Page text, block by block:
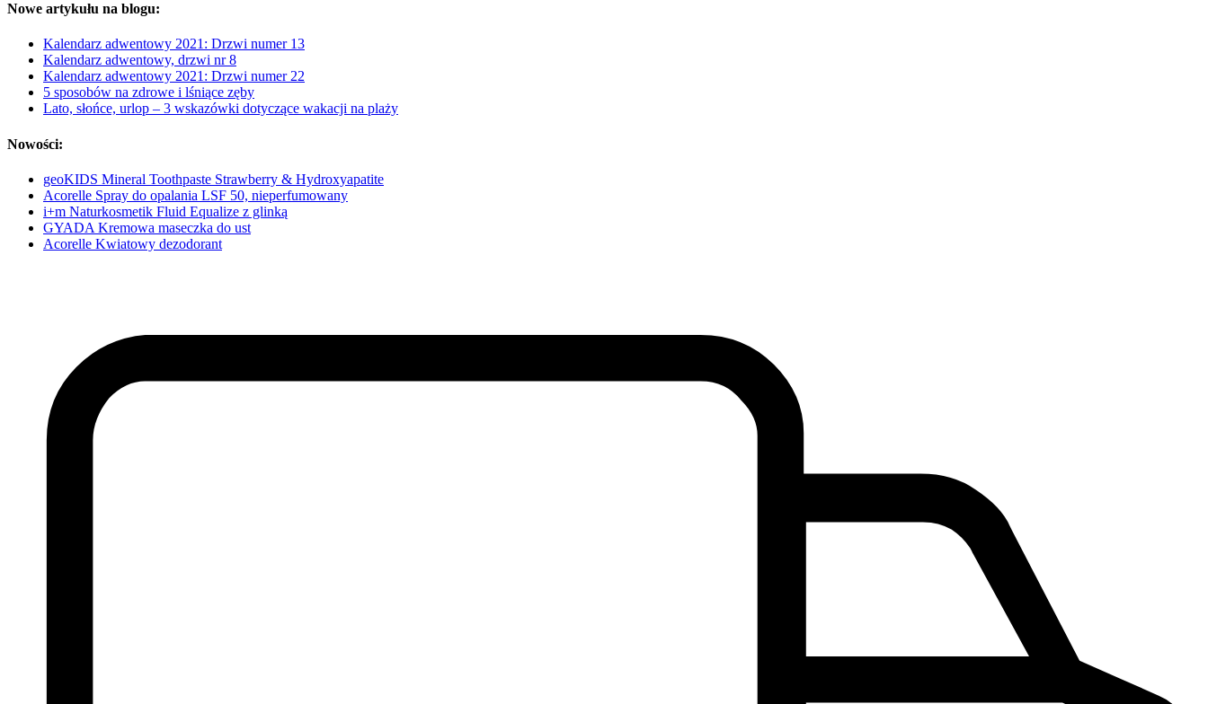
Nowe artykułu na blogu:
Kalendarz adwentowy 2021: Drzwi numer 13
Kalendarz adwentowy, drzwi nr 8
Kalendarz adwentowy 2021: Drzwi numer 22
5 sposobów na zdrowe i lśniące zęby
Lato, słońce, urlop – 3 wskazówki dotyczące wakacji na plaży
Nowości:
geoKIDS Mineral Toothpaste Strawberry & Hydroxyapatite
Acorelle Spray do opalania LSF 50, nieperfumowany
i+m Naturkosmetik Fluid Equalize z glinką
GYADA Kremowa maseczka do ust
Acorelle Kwiatowy dezodorant